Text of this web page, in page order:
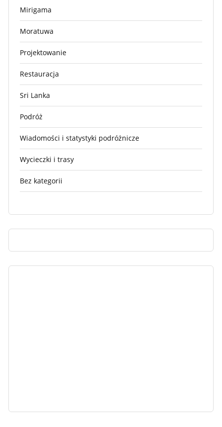
Mirigama
Moratuwa
Projektowanie
Restauracja
Sri Lanka
Podróż
Wiadomości i statystyki podróżnicze
Wycieczki i trasy
Bez kategorii